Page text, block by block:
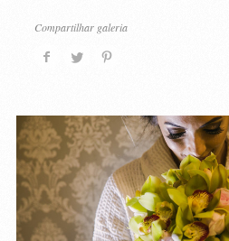
Compartilhar galeria